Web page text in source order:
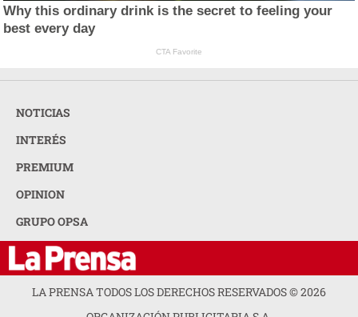
Why this ordinary drink is the secret to feeling your
best every day
CTA Favorite
NOTICIAS
INTERÉS
PREMIUM
OPINION
GRUPO OPSA
LA PRENSA TODOS LOS DERECHOS RESERVADOS ©2026